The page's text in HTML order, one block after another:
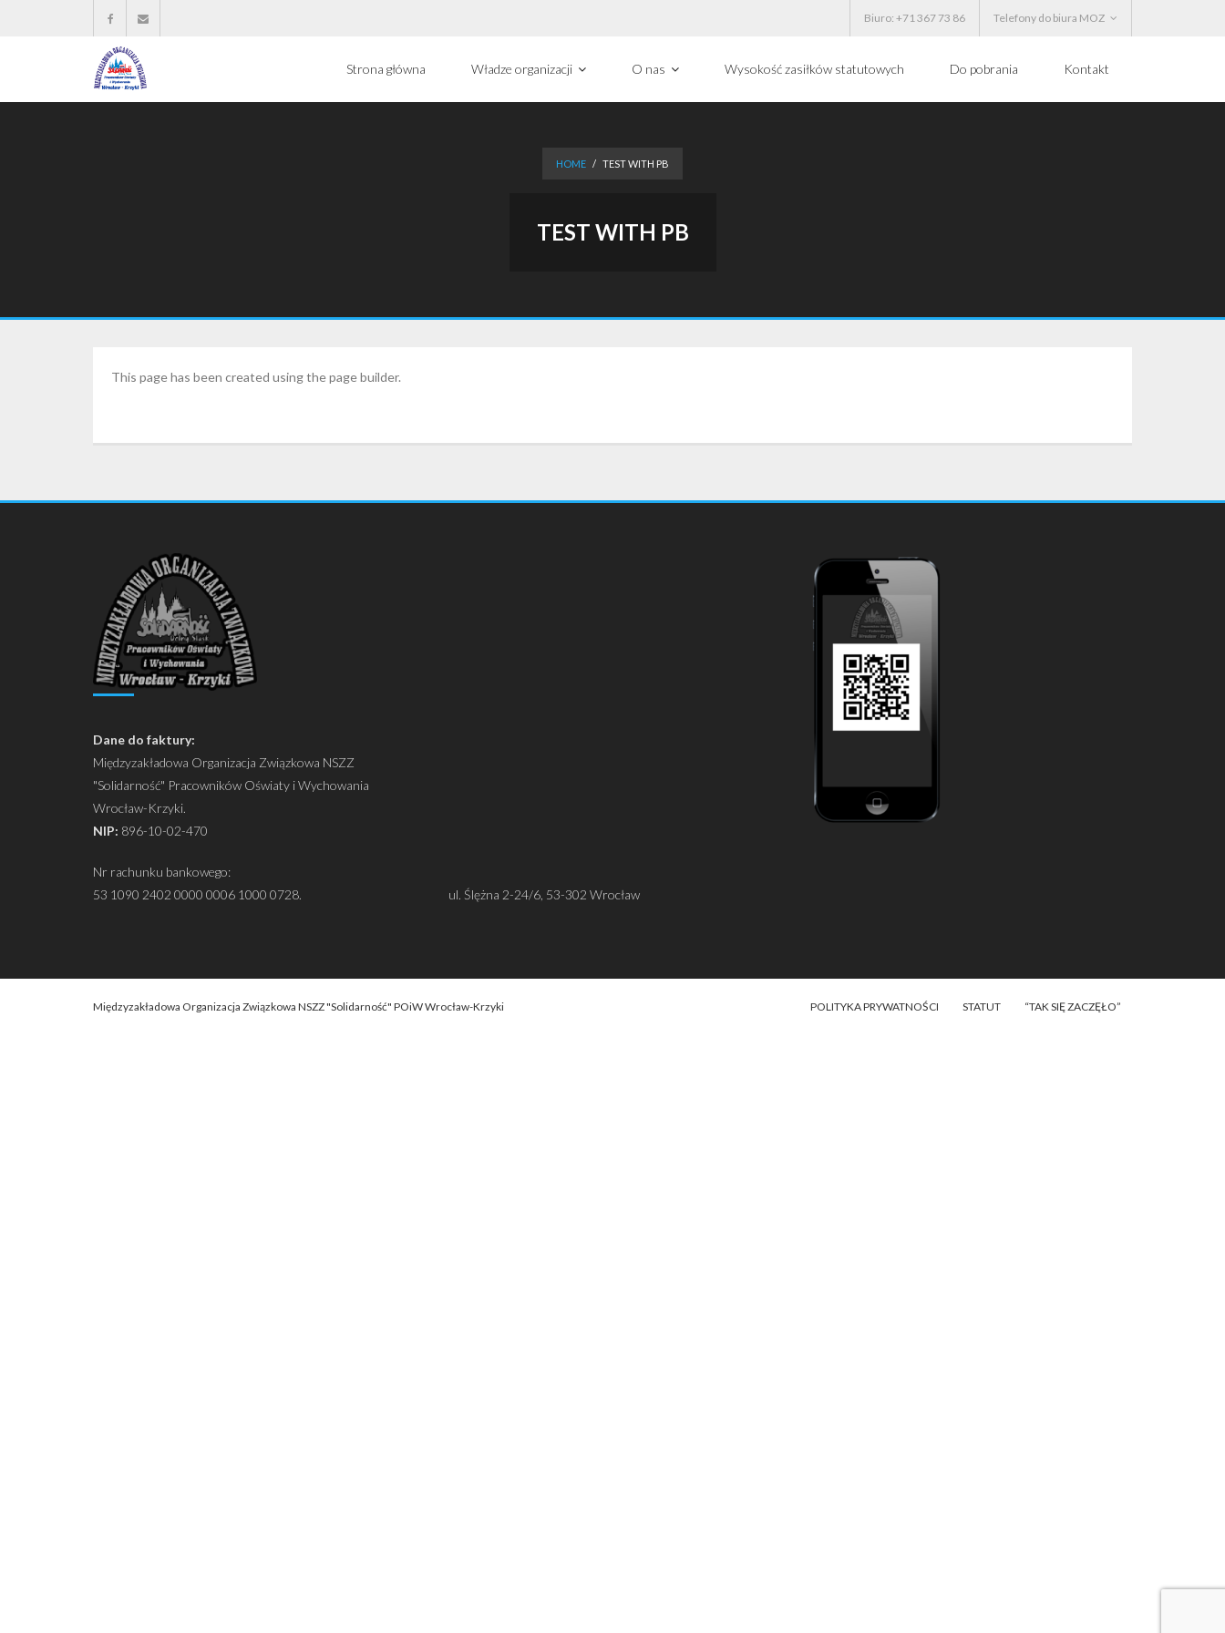
Biuro: +71 367 73 86 Telefony do biura MOZ
Strona główna Władze organizacji O nas Wysokość zasiłków statutowych Do pobrania Kontakt
HOME / TEST WITH PB
TEST WITH PB
This page has been created using the page builder.
Dane do faktury:
Międzyzakładowa Organizacja Związkowa NSZZ
"Solidarność" Pracowników Oświaty i Wychowania
Wrocław-Krzyki.
NIP: 896-10-02-470
Nr rachunku bankowego:
53 1090 2402 0000 0006 1000 0728.
ul. Ślężna 2-24/6, 53-302 Wrocław
Międzyzakładowa Organizacja Związkowa NSZZ "Solidarność" POiW Wrocław-Krzyki POLITYKA PRYWATNOŚCI STATUT “TAK SIĘ ZACZĘŁO”